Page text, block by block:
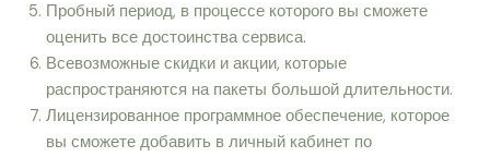
Пробный период, в процессе которого вы сможете
оценить все достоинства сервиса.
Всевозможные скидки и акции, которые
распространяются на пакеты большой длительности.
Лицензированное программное обеспечение, которое
вы сможете добавить в личный кабинет по